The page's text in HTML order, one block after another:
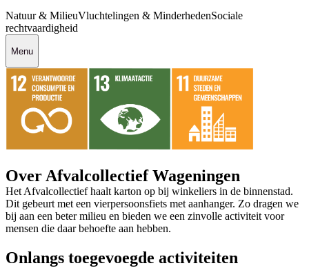
Natuur & MilieuVluchtelingen & MinderhedenSociale
rechtvaardigheid
Menu
Over Afvalcollectief Wageningen
Het Afvalcollectief haalt karton op bij winkeliers in de binnenstad.
Dit gebeurt met een vierpersoonsfiets met aanhanger. Zo dragen we
bij aan een beter milieu en bieden we een zinvolle activiteit voor
mensen die daar behoefte aan hebben.
Onlangs toegevoegde activiteiten